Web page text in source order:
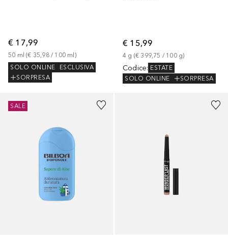
€ 17,99
50 ml (€ 35,98 / 100 ml )
SOLO ONLINE
ESCLUSIVA
SORPRESA
€ 15,99
4 g (€ 399,75 / 100 g)
Codice: ESTATE
SOLO ONLINE
SORPRESA
SALE